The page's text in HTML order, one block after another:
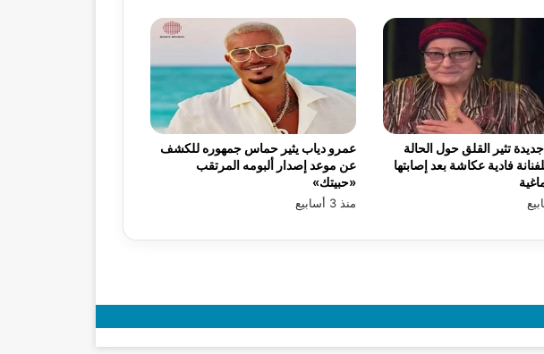
عمرو دياب يثير حماس جمهوره للكشف
عن موعد إصدار ألبومه المرتقب
«حبيتك»
منذ 3 أسابيع
تثير القلق حول الحالة
فادية عكاشة بعد إصابتها